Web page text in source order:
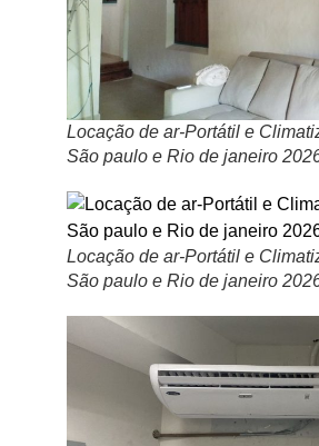
Locação de ar-Portátil e
São paulo e Rio de janeiro
Locação de ar-Portátil e
São paulo e Rio de janeiro